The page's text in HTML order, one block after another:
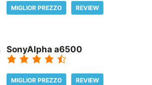
MIGLIOR PREZZO REVIEW
SonyAlpha a6500
MIGLIOR PREZZO REVIEW